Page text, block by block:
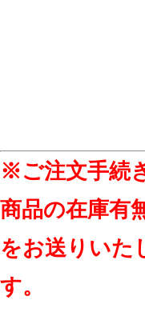
※ご注文手続
商品の在庫有
をお送りいた
す。